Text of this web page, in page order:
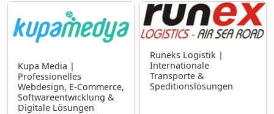
Kupa Media |
Professionelles
Webdesign, E-Commerce,
Softwareentwicklung &
Digitale Lösungen
Runeks Logistik |
Internationale
Transporte &
Speditionslösungen